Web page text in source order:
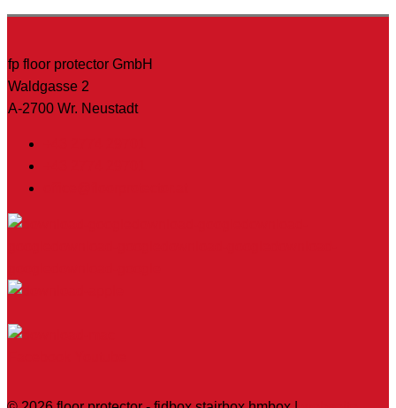
fp floor protector GmbH
Waldgasse 2
A-2700 Wr. Neustadt